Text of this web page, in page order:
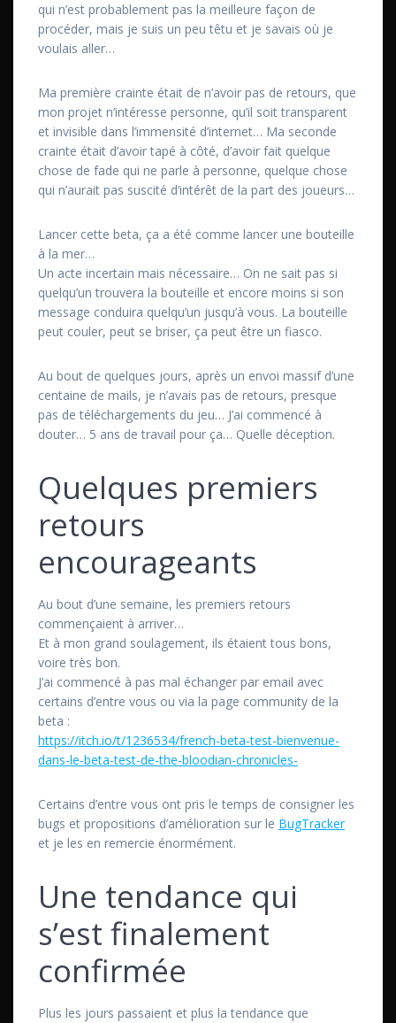
qui n’est probablement pas la meilleure façon de
procéder, mais je suis un peu têtu et je savais où je
voulais aller…
Ma première crainte était de n’avoir pas de retours, que
mon projet n’intéresse personne, qu’il soit transparent
et invisible dans l’immensité d’internet… Ma seconde
crainte était d’avoir tapé à côté, d’avoir fait quelque
chose de fade qui ne parle à personne, quelque chose
qui n’aurait pas suscité d’intérêt de la part des joueurs…
Lancer cette beta, ça a été comme lancer une bouteille
à la mer…
Un acte incertain mais nécessaire… On ne sait pas si
quelqu’un trouvera la bouteille et encore moins si son
message conduira quelqu’un jusqu’à vous. La bouteille
peut couler, peut se briser, ça peut être un fiasco.
Au bout de quelques jours, après un envoi massif d’une
centaine de mails, je n’avais pas de retours, presque
pas de téléchargements du jeu… J’ai commencé à
douter… 5 ans de travail pour ça… Quelle déception.
Quelques premiers
retours
encourageants
Au bout d’une semaine, les premiers retours
commençaient à arriver…
Et à mon grand soulagement, ils étaient tous bons,
voire très bon.
J’ai commencé à pas mal échanger par email avec
certains d’entre vous ou via la page community de la
beta :
https://itch.io/t/1236534/french-beta-test-bienvenue-
dans-le-beta-test-de-the-bloodian-chronicles-
Certains d’entre vous ont pris le temps de consigner les
bugs et propositions d’amélioration sur le BugTracker
et je les en remercie énormément.
Une tendance qui
s’est finalement
confirmée
Plus les jours passaient et plus la tendance que